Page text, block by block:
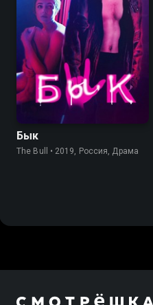
Бык
The Bull • 2019, Россия, Драма